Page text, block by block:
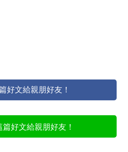
好文給親朋好友！
篇好文給親朋好友！